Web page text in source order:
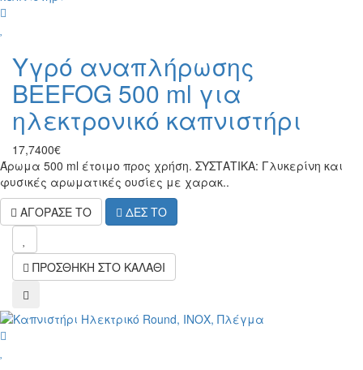
Υγρό αναπλήρωσης
BEEFOG 500 ml για
ηλεκτρονικό καπνιστήρι
17,7400€
Άρωμα 500 ml έτοιμο προς χρήση. ΣΥΣΤΑΤΙΚΑ: Γλυκερίνη και
φυσικές αρωματικές ουσίες με χαρακ..
ΑΓΟΡΑΣΕ ΤΟ
ΔΕΣ ΤΟ
ΠΡΟΣΘΗΚΗ ΣΤΟ ΚΑΛΑΘΙ
compare